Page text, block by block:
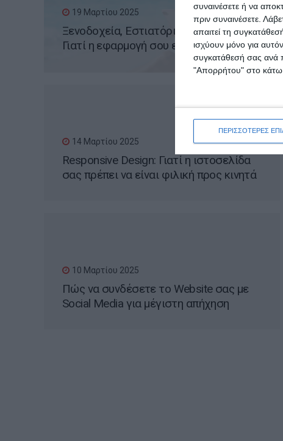
συναινέσετε ή να
πριν συναινέσετε.
απαιτεί τη
ισχύουν μόνο για
συγκατάθεσή σας ανά
"Απορρήτου" στο κάτω
ΠΕΡΙΣΣΟΤΕΡΕΣ
19 Μαρτίου 2025
Ξενοδοχεία, Εστιατόρια, Καταλύματα:
Γιατί η εφαρμογή σου είναι πιο
14 Μαρτίου 2025
Responsive Design: Γιατί η ιστοσελίδα
σας πρέπει να είναι φιλική προς κινητά
10 Μαρτίου 2025
Πώς να συνδέσετε το Website σας με
Social Media για μέγιστη απήχηση